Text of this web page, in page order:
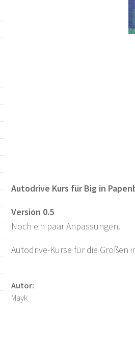
Autodrive Kurs für Big in
Version 0.5
Noch ein paar Anpassungen.
Autodrive-Kurse für die Großen
Autor:
Mayk